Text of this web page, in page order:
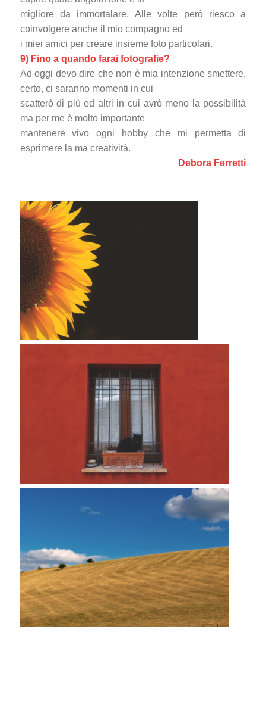
migliore da immortalare. Alle volte però riesco a
coinvolgere anche il mio compagno ed
i miei amici per creare insieme foto particolari.
9) Fino a quando farai fotografie?
Ad oggi devo dire che non è mia intenzione smettere,
certo, ci saranno momenti in cui
scatterò di più ed altri in cui avrò meno la possibilità
ma per me è molto importante
mantenere vivo ogni hobby che mi permetta di
esprimere la ma creatività.
Debora Ferretti